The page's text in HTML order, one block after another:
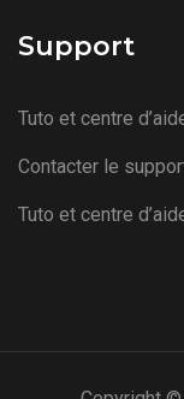
Support
Tuto et centre
Contacter le
Tuto et centre